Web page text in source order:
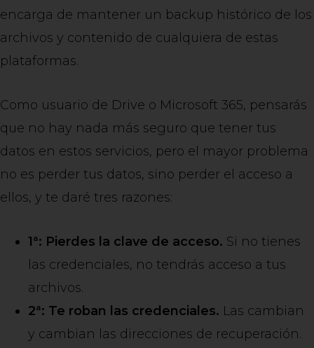
encarga de mantener un backup histórico de los
archivos y contenido de cualquiera de estas
plataformas.
Como usuario de Drive o Microsoft 365, pensarás
que no hay nada más seguro que tener tus
datos en estos servicios, pero el mayor problema
no es perder tus datos, sino perder el acceso a
ellos, y te daré tres razones:
1ª: Pierdes la clave de acceso. Si no tienes
las credenciales, no tendrás acceso a tus
archivos.
2ª: Te roban las credenciales. Las cambian
y cambian las direcciones de recuperación.